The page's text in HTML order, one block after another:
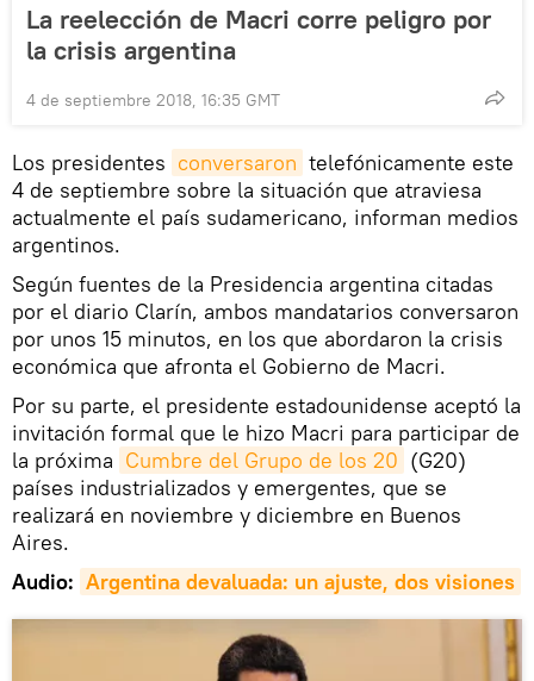
La reelección de Macri corre peligro por
la crisis argentina
4 de septiembre 2018, 16:35 GMT
Los presidentes conversaron telefónicamente este
4 de septiembre sobre la situación que atraviesa
actualmente el país sudamericano, informan medios
argentinos.
Según fuentes de la Presidencia argentina citadas
por el diario Clarín, ambos mandatarios conversaron
por unos 15 minutos, en los que abordaron la crisis
económica que afronta el Gobierno de Macri.
Por su parte, el presidente estadounidense aceptó la
invitación formal que le hizo Macri para participar de
la próxima Cumbre del Grupo de los 20 (G20)
países industrializados y emergentes, que se
realizará en noviembre y diciembre en Buenos
Aires.
Audio: Argentina devaluada: un ajuste, dos visiones